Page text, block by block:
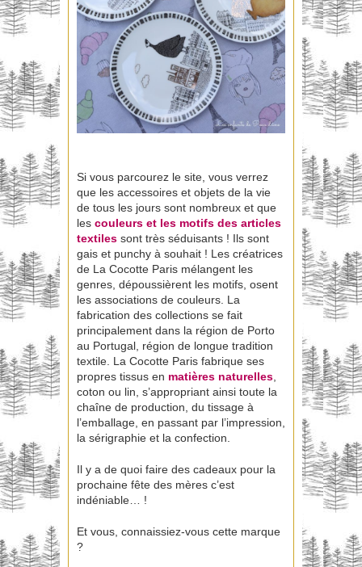
Si vous parcourez le site, vous verrez
que les accessoires et objets de la vie
de tous les jours sont nombreux et que
les couleurs et les motifs des articles
textiles sont très séduisants ! Ils sont
gais et punchy à souhait ! Les créatrices
de La Cocotte Paris mélangent les
genres, dépoussièrent les motifs, osent
les associations de couleurs. La
fabrication des collections se fait
principalement dans la région de Porto
au Portugal, région de longue tradition
textile. La Cocotte Paris fabrique ses
propres tissus en matières naturelles,
coton ou lin, s’appropriant ainsi toute la
chaîne de production, du tissage à
l’emballage, en passant par l’impression,
la sérigraphie et la confection.
Il y a de quoi faire des cadeaux pour la
prochaine fête des mères c’est
indéniable… !
Et vous, connaissiez-vous cette marque
?